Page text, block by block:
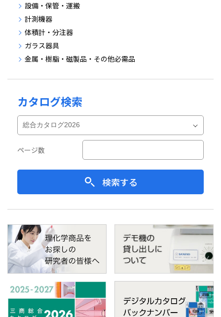
設備・保管・運搬
計測機器
体積計・分注器
ガラス器具
金属・樹脂・磁製品・その他必需品
カタログ検索
ページ数
検索する